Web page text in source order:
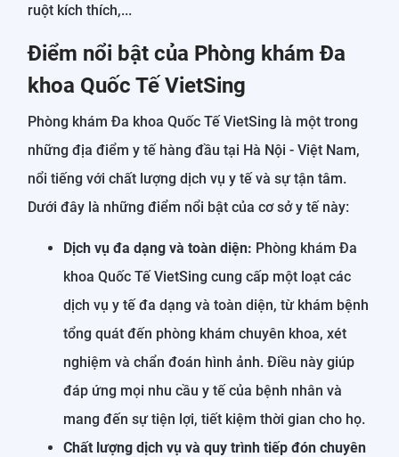
ruột kích thích,...
Điểm nổi bật của Phòng khám Đa
khoa Quốc Tế VietSing
Phòng khám Đa khoa Quốc Tế VietSing là một trong
những địa điểm y tế hàng đầu tại Hà Nội - Việt Nam,
nổi tiếng với chất lượng dịch vụ y tế và sự tận tâm.
Dưới đây là những điểm nổi bật của cơ sở y tế này:
Dịch vụ đa dạng và toàn diện: Phòng khám Đa
khoa Quốc Tế VietSing cung cấp một loạt các
dịch vụ y tế đa dạng và toàn diện, từ khám bệnh
tổng quát đến phòng khám chuyên khoa, xét
nghiệm và chẩn đoán hình ảnh. Điều này giúp
đáp ứng mọi nhu cầu y tế của bệnh nhân và
mang đến sự tiện lợi, tiết kiệm thời gian cho họ.
Chất lượng dịch vụ và quy trình tiếp đón chuyên